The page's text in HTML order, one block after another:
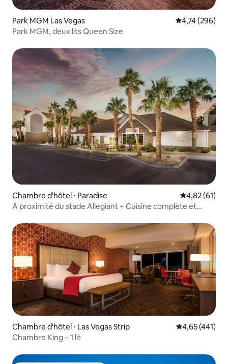
Park MGM Las Vegas Évaluation
4,74 (296)
Park MGM, deux lits Queen Size
Chambre d'hôtel ⋅ Paradise Évaluation
4,82 (61)
À proximité du stade Allegiant + Cuisine complète et
Chambre d'hôtel ⋅ Las Vegas Strip Évaluation
4,65 (441)
Chambre King – 1 lit